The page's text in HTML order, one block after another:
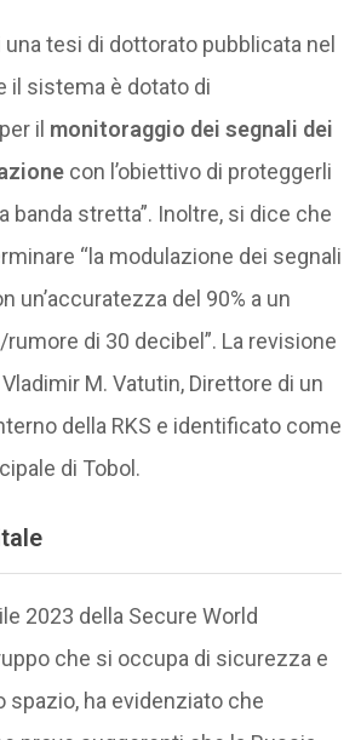
tesi di dottorato pubblicata nel
il sistema è dotato di
il monitoraggio dei segnali dei
con l’obiettivo di proteggerli
banda stretta”. Inoltre, si dice che
“la modulazione dei segnali
un’accuratezza del 90% a un
di 30 decibel”. La revisione
M. Vatutin, Direttore di un
della RKS e identificato come
di Tobol.
2023 della Secure World
che si occupa di sicurezza e
spazio, ha evidenziato che